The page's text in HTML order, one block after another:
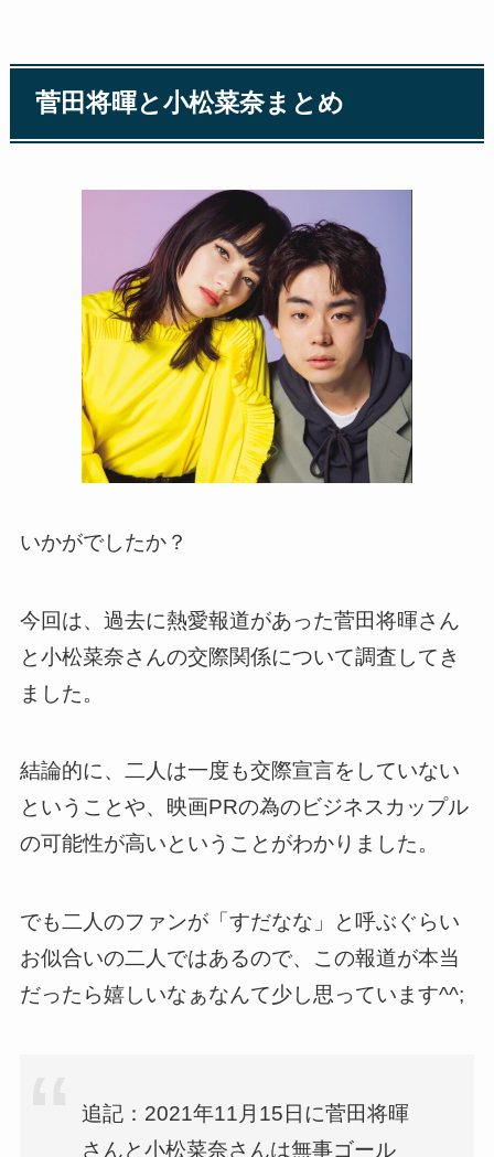
菅田将暉と小松菜奈まとめ
いかがでしたか？
今回は、過去に熱愛報道があった菅田将暉さん
と小松菜奈さんの交際関係について調査してき
ました。
結論的に、二人は一度も交際宣言をしていない
ということや、映画PRの為のビジネスカップル
の可能性が高いということがわかりました。
でも二人のファンが「すだなな」と呼ぶぐらい
お似合いの二人ではあるので、この報道が本当
だったら嬉しいなぁなんて少し思っています^^;
追記： 2021年11月15日に菅田将暉
さんと小松菜奈さんは無事ゴール